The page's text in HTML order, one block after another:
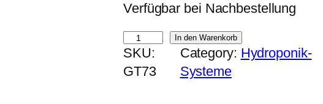
g
l
e
r
P
r
Verfügbar bei Nachbestellung
g
r
o
In den Warenkorb
SKU:
GT73
Category: Hydroponik-
Systeme